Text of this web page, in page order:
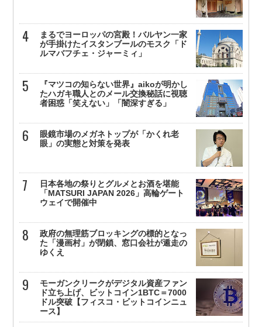
まるでヨーロッパの宮殿！バルヤン一家
が手掛けたイスタンブールのモスク「ド
ルマバフチェ・ジャーミィ」
『マツコの知らない世界』aikoが明かし
たハガキ職人とのメール交換秘話に視聴
者困惑「笑えない」「闇深すぎる」
眼鏡市場のメガネトップが「かくれ老
眼」の実態と対策を発表
日本各地の祭りとグルメとお酒を堪能
「MATSURI JAPAN 2026」高輪ゲート
ウェイで開催中
政府の無理筋ブロッキングの標的となっ
た「漫画村」が閉鎖、窓口会社が遁走の
ゆくえ
モーガンクリークがデジタル資産ファン
ド立ち上げ、ビットコイン1BTC＝7000
ドル突破【フィスコ・ビットコインニュ
ース】